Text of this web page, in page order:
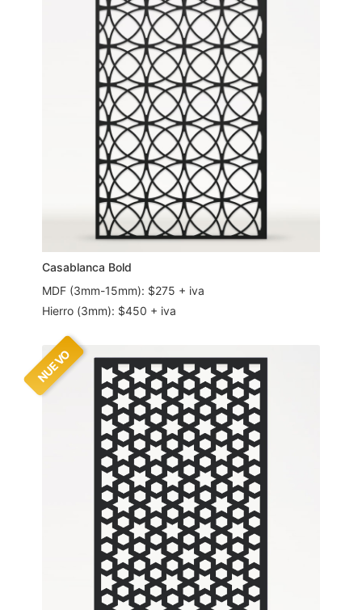
Casablanca Bold
MDF (3mm-15mm): $275 + iva
Hierro (3mm): $450 + iva
NUEVO